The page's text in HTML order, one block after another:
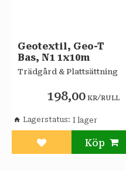
Geotextil, Geo-T
Bas, N1 1x10m
Trädgård & Plattsättning
198,00 KR/RULL
Lägg till i favoriter
Lagerstatus